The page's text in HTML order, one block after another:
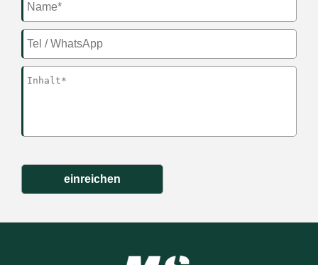
einreichen